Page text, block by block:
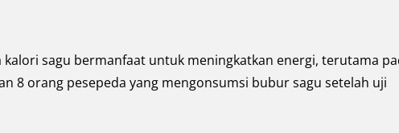
sagu bermanfaat untuk meningkatkan energi, terutama
8 orang pesepeda yang mengonsumsi bubur sagu setelah uji